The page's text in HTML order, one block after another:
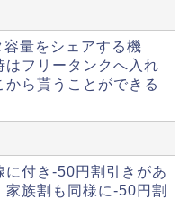
量をシェアする機
フリータンクへ入れ
ら貰うことができる
付き-50円割引きがあ
族割も同様に-50円割